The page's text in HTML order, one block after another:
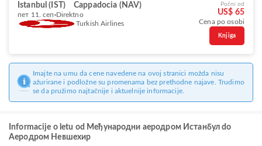
Istanbul (IST) Cappadocia (NAV)
пет 11. сеп Direktno
Turkish Airlines
Počni od
US$ 65
Cena po osobi
Knjiga
Imajte na umu da cene navedene na ovoj stranici možda nisu
ažurirane i podložne su promenama bez prethodne najave. Trudimo
se da pružimo najtačnije i aktuelnije informacije.
Informacije o letu od Међународни аеродром Истанбул do
Aеродром Невшехир